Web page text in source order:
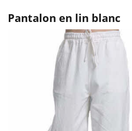
Pantalon en lin blanc